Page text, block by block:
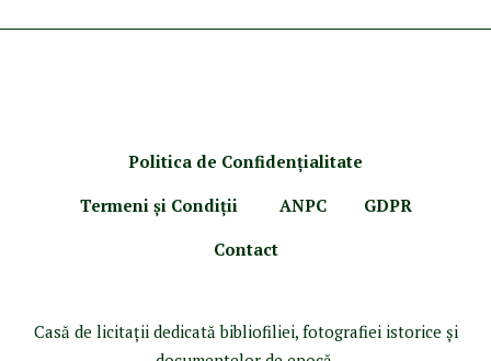
Politica de Confidenţialitate
Termeni şi Condiţii
ANPC
GDPR
Contact
Casă de licitaţii dedicată bibliofiliei, fotografiei istorice şi